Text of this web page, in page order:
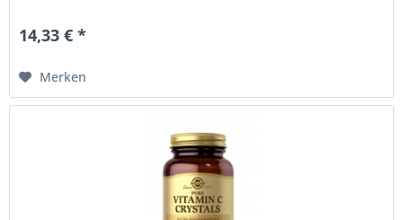
14,33 € *
Merken